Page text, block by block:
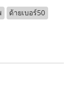
ด้ายเบอร์50